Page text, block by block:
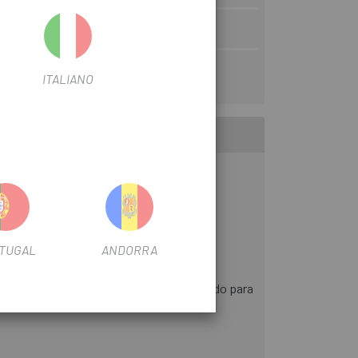
que la EnergyPak 400Wh tiene un
senderos y experiencias.
ligero y duradero, diseñado y ajustado para
ITALIANO
ANDORRA